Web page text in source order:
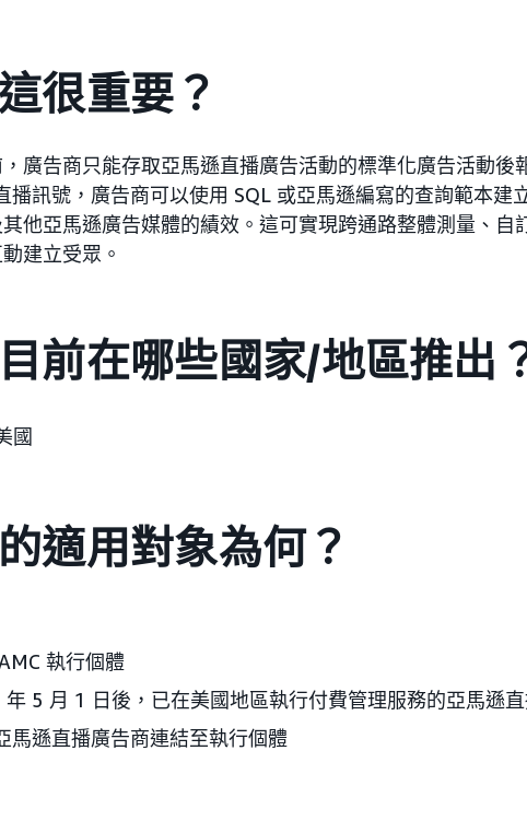
很重要？
廣告商只能存取亞馬遜直播廣告活動的標準化廣告活動後
播訊號，廣告商可以使用 SQL 或亞馬遜編寫的查詢範本建
他亞馬遜廣告媒體的績效。這可實現跨通路整體測量、自
建立受眾。
前在哪些國家/地區推出
國
適用對象為何？
執行個體
5 月 1 日後，已在美國地區執行付費管理服務的亞馬遜
馬遜直播廣告商連結至執行個體